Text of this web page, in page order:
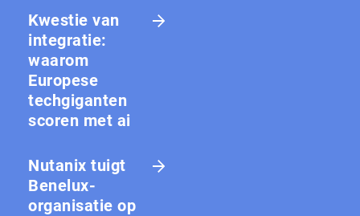
Kwestie van
integratie:
waarom
Europese
techgiganten
scoren met ai
Nutanix tuigt
Benelux-
organisatie op